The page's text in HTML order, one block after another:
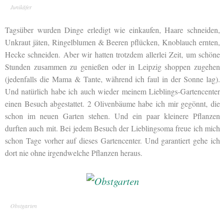
Junikäfer
Tagsüber wurden Dinge erledigt wie einkaufen, Haare schneiden,
Unkraut jäten, Ringelblumen & Beeren pflücken, Knoblauch ernten,
Hecke schneiden. Aber wir hatten trotzdem allerlei Zeit, um schöne
Stunden zusammen zu genießen oder in Leipzig shoppen zugehen
(jedenfalls die Mama & Tante, während ich faul in der Sonne lag).
Und natürlich habe ich auch wieder meinem Lieblings-Gartencenter
einen Besuch abgestattet. 2 Olivenbäume habe ich mir gegönnt, die
schon im neuen Garten stehen. Und ein paar kleinere Pflanzen
durften auch mit. Bei jedem Besuch der Lieblingsoma freue ich mich
schon Tage vorher auf dieses Gartencenter. Und garantiert gehe ich
dort nie ohne irgendwelche Pflanzen heraus.
Obstgarten